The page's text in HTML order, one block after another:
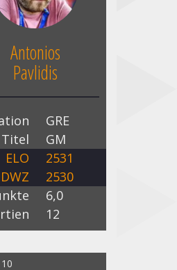
Antonios
Pavlidis
GRE
Titel
GM
ELO
2531
DWZ
2530
6,0
12
10